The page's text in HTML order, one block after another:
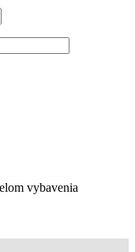
vybavenia